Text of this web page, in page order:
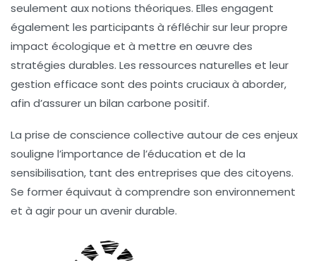
seulement aux notions théoriques. Elles engagent
également les participants à réfléchir sur leur propre
impact écologique et à mettre en œuvre des
stratégies durables. Les ressources naturelles et leur
gestion efficace sont des points cruciaux à aborder,
afin d’assurer un bilan carbone positif.
La prise de conscience collective autour de ces enjeux
souligne l’importance de l’éducation et de la
sensibilisation, tant des entreprises que des citoyens.
Se former équivaut à comprendre son environnement
et à agir pour un avenir durable.